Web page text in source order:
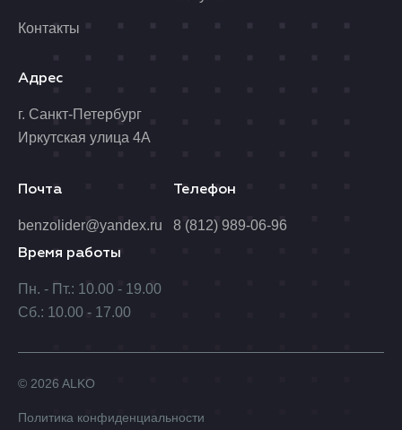
Контакты
Адрес
г. Санкт-Петербург
Иркутская улица 4А
Время работы
Пн. - Пт.: 10.00 - 19.00
Сб.: 10.00 - 17.00
Почта
benzolider@yandex.ru
Телефон
8 (812) 989-06-96
© 2026 ALKO
Политика конфиденциальности